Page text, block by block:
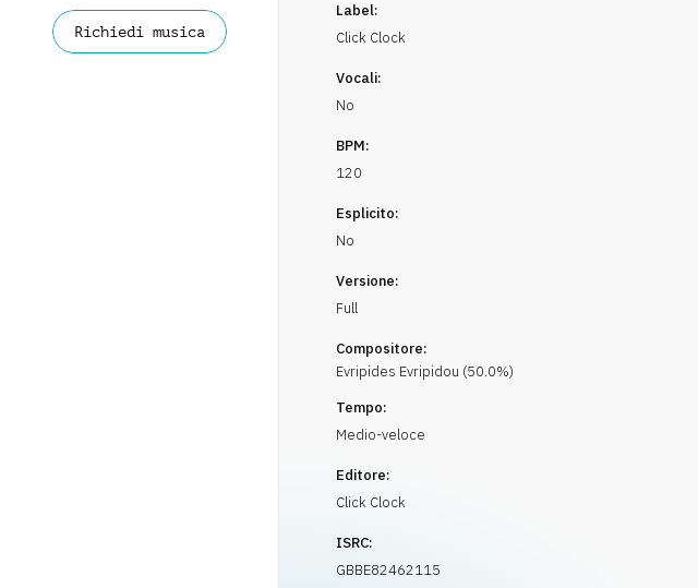
Richiedi musica
Label:
Click Clock
Vocali:
No
BPM:
120
Esplicito:
No
Versione:
Full
Compositore:
Evripides Evripidou (50.0%)
Tempo:
Medio-veloce
Editore:
Click Clock
ISRC:
GBBE82462115